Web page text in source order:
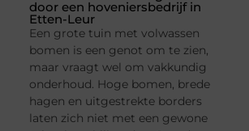
door een hoveniersbedrijf in
Etten-Leur
Een grote tuin met volwassen
bomen is een genot om te zien,
maar vraagt wel om vakkundig
onderhoud. Hoge bomen, brede
hagen en uitgestrekte borders
laten zich niet met een gewone